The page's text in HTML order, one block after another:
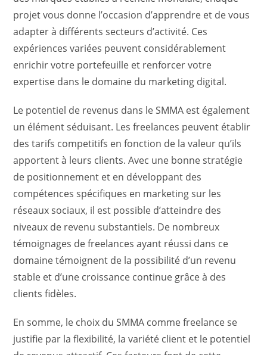
projet vous donne l’occasion d’apprendre et de vous
adapter à différents secteurs d’activité. Ces
expériences variées peuvent considérablement
enrichir votre portefeuille et renforcer votre
expertise dans le domaine du marketing digital.
Le potentiel de revenus dans le SMMA est également
un élément séduisant. Les freelances peuvent établir
des tarifs competitifs en fonction de la valeur qu’ils
apportent à leurs clients. Avec une bonne stratégie
de positionnement et en développant des
compétences spécifiques en marketing sur les
réseaux sociaux, il est possible d’atteindre des
niveaux de revenu substantiels. De nombreux
témoignages de freelances ayant réussi dans ce
domaine témoignent de la possibilité d’un revenu
stable et d’une croissance continue grâce à des
clients fidèles.
En somme, le choix du SMMA comme freelance se
justifie par la flexibilité, la variété client et le potentiel